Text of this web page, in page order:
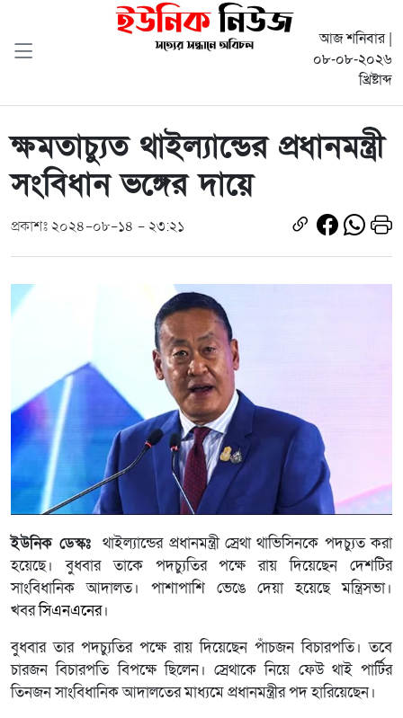
আজ শনিবার |
০৮-০৮-২০২৬
খ্রিষ্টাব্দ
ক্ষমতাচ্যুত থাইল্যান্ডের প্রধানমন্ত্রী
সংবিধান ভঙ্গের দায়ে
প্রকাশঃ ২০২৪-০৮-১৪ - ২৩:২১
ইউনিক ডেস্কঃ থাইল্যান্ডের প্রধানমন্ত্রী স্রেথা থাভিসিনকে পদচ্যুত করা
হয়েছে। বুধবার তাকে পদচ্যুতির পক্ষে রায় দিয়েছেন দেশটির
সাংবিধানিক আদালত। পাশাপাশি ভেঙে দেয়া হয়েছে মন্ত্রিসভা।
খবরসিএনএনের।
বুধবার তার পদচ্যুতির পক্ষে রায় দিয়েছেন পাঁচজন বিচারপতি। তবে
চারজন বিচারপতি বিপক্ষে ছিলেন। স্রেথাকে নিয়ে ফেউ থাই পার্টির
তিনজন সাংবিধানিক আদালতের মাধ্যমে প্রধানমন্ত্রীর পদ হারিয়েছেন।